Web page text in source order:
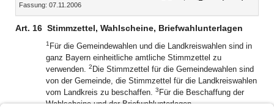
Fassung: 07.11.2006
Art. 16 Stimmzettel, Wahlscheine, Briefwahlunterlagen
1 Für die Gemeindewahlen und die Landkreiswahlen sind in
ganz Bayern einheitliche amtliche Stimmzettel zu
verwenden. 2 Die Stimmzettel für die Gemeindewahlen sind
von der Gemeinde, die Stimmzettel für die Landkreiswahlen
vom Landkreis zu beschaffen. 3 Für die Beschaffung der
Wahlscheine und der Briefwahlunterlagen